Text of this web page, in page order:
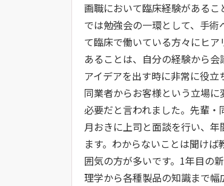
画職において臨床経験がある
では勉強会の一環として、手
て臨床で働いている方々にヒ
あることは、自分の経験から
アイデアを出す時に非常に役
同業者からお客様という立場
必要だと言われました。先輩
月おきに上司と面談を行い、
ます。わからないことは聞け
囲気の方が多いです。1年目の
理学から各種製品の知識まで